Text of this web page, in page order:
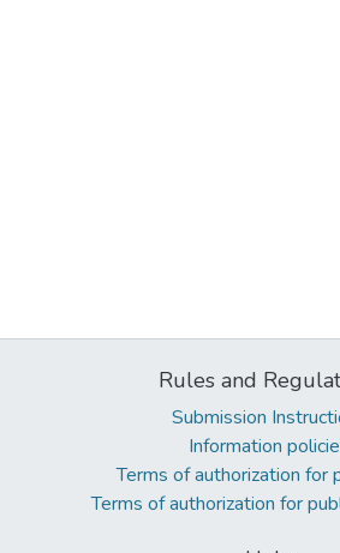
Rules and
Submission
Information
Terms of authorization for
Terms of authorization for